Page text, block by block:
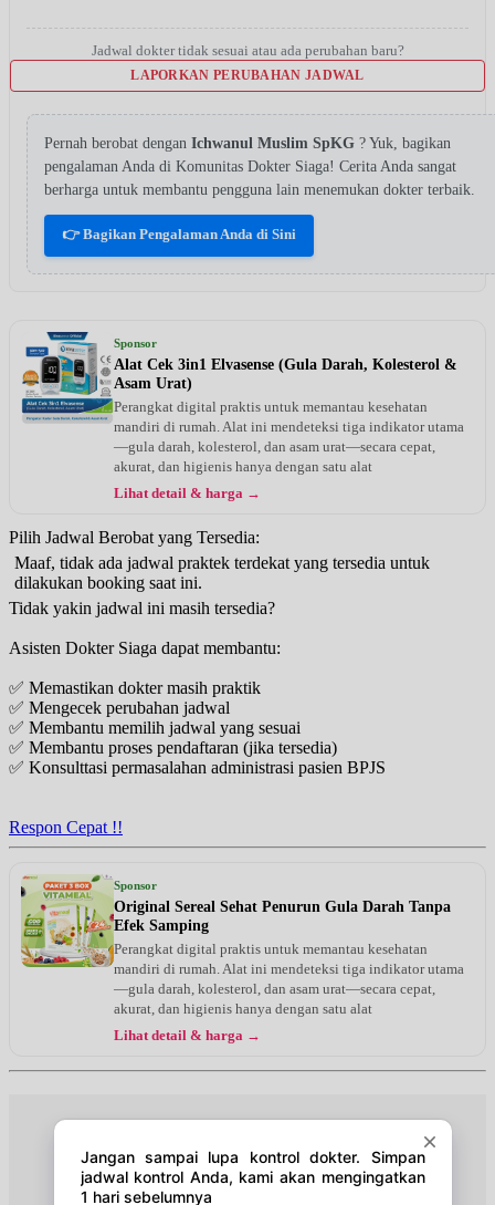
Jadwal dokter tidak sesuai atau ada perubahan baru?
LAPORKAN PERUBAHAN JADWAL
Pernah berobat dengan Ichwanul Muslim SpKG ? Yuk, bagikan
pengalaman Anda di Komunitas Dokter Siaga! Cerita Anda sangat
berharga untuk membantu pengguna lain menemukan dokter terbaik.
👉 Bagikan Pengalaman Anda di Sini
Sponsor
Alat Cek 3in1 Elvasense (Gula Darah, Kolesterol &
Asam Urat)
Perangkat digital praktis untuk memantau kesehatan
mandiri di rumah. Alat ini mendeteksi tiga indikator utama
—gula darah, kolesterol, dan asam urat—secara cepat,
akurat, dan higienis hanya dengan satu alat
Lihat detail & harga →
Pilih Jadwal Berobat yang Tersedia:
Maaf, tidak ada jadwal praktek terdekat yang tersedia untuk
dilakukan booking saat ini.
Tidak yakin jadwal ini masih tersedia?
Asisten Dokter Siaga dapat membantu:
✅ Memastikan dokter masih praktik
✅ Mengecek perubahan jadwal
✅ Membantu memilih jadwal yang sesuai
✅ Membantu proses pendaftaran (jika tersedia)
✅ Konsulttasi permasalahan administrasi pasien BPJS
Respon Cepat !!
Sponsor
Original Sereal Sehat Penurun Gula Darah Tanpa
Efek Samping
Perangkat digital praktis untuk memantau kesehatan
mandiri di rumah. Alat ini mendeteksi tiga indikator utama
—gula darah, kolesterol, dan asam urat—secara cepat,
akurat, dan higienis hanya dengan satu alat
Lihat detail & harga →